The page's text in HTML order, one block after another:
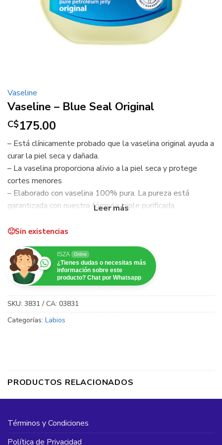
Vaseline
Vaseline – Blue Seal Original
C$175.00
– Está clínicamente probado que la vaselina original ayuda a
curar la piel seca y dañada.
– La vaselina proporciona alivio a la piel seca y protege
cortes menores
– Elaborado con vaselina 100% pura. La pureza está
garantizada con nuestra fórmula triple purificada.
piel sensible
Sin existencias
ISZA Online
¿Tienes dudas o necesitas más
información sobre este
producto? Chat por Whatsapp
SKU: 3831 / CA: 03831
Categorías: Labios
PRODUCTOS RELACIONADOS
Términos y Condiciones
Política de Privacidad